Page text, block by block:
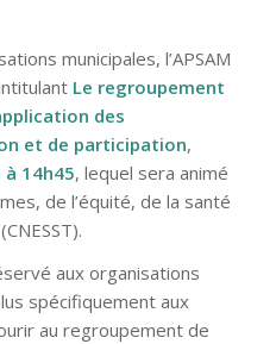
municipales, l’APSAM
Le regroupement
des
et de participation,
14h45, lequel sera animé
de l’équité, de la santé
aux organisations
spécifiquement aux
au regroupement de